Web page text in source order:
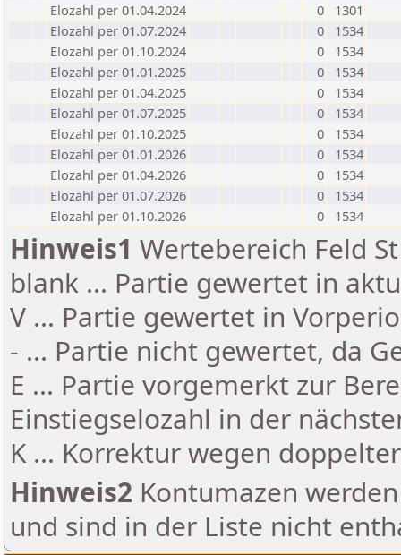
Elozahl per 01.04.2024
0
1301
Elozahl per 01.07.2024
0
1534
Elozahl per 01.10.2024
0
1534
Elozahl per 01.01.2025
0
1534
Elozahl per 01.04.2025
0
1534
Elozahl per 01.07.2025
0
1534
Elozahl per 01.10.2025
0
1534
Elozahl per 01.01.2026
0
1534
Elozahl per 01.04.2026
0
1534
Elozahl per 01.07.2026
0
1534
Elozahl per 01.10.2026
0 1534
Hinweis1 Wertebereich Feld
blank ... Partie gewertet in
V ... Partie gewertet in
- ... Partie nicht gewertet, da
E ... Partie vorgemerkt zur
Einstiegselozahl in der
K ... Korrektur wegen
Hinweis2 Kontumazen
und sind in der Liste nicht